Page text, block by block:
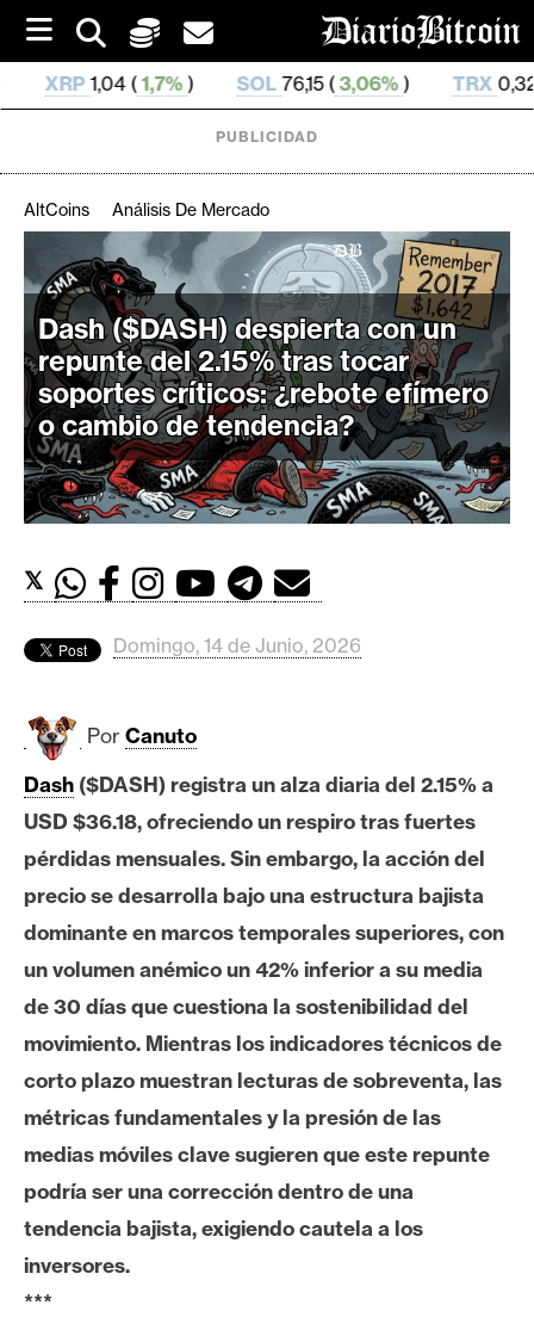
i
t
o
SOL76,15 (3,06% ) TRX 0,328 632 ( 0,48%)
C
r
i
p
t
o
M
e
r
d
s
B
i
t
c
o
i
E
t
e
r
e
u
PUBLICIDAD
AltCoins Análisis De Mercado
Dash ($DASH) despierta con un
repunte del 2.15% tras tocar
soportes críticos: ¿rebote efímero
o cambio de tendencia?
𝕏
Domingo, 14 de Junio, 2026
Por Canuto
Dash ($DASH) registra un alza diaria del 2.15% a
USD $36.18, ofreciendo un respiro tras fuertes
pérdidas mensuales. Sin embargo, la acción del
precio se desarrolla bajo una estructura bajista
dominante en marcos temporales superiores, con
un volumen anémico un 42% inferior a su media
de 30 días que cuestiona la sostenibilidad del
movimiento. Mientras los indicadores técnicos de
corto plazo muestran lecturas de sobreventa, las
métricas fundamentales y la presión de las
medias móviles clave sugieren que este repunte
podría ser una corrección dentro de una
tendencia bajista, exigiendo cautela a los
inversores.
***